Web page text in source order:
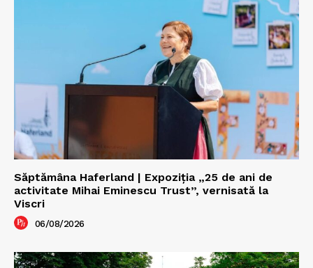
Săptămâna Haferland | Expoziţia „25 de ani de
activitate Mihai Eminescu Trust”, vernisată la
Viscri
06/08/2026